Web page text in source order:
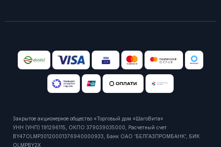
Закрытое акционерное общество «Торговый дом «ШагоВита»
УНН (УНП) 191296115, ОКПО 379039035000, Расчетный счет
BY47OLMP30120001376940000933, Банк ОАО 'БЕЛГАЗПРОМБАНК', БИК
OLMPBY2X